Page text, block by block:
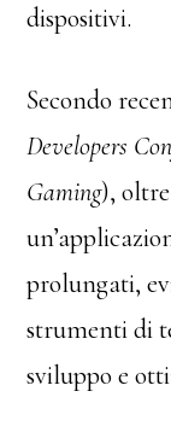
dispositivi.
Secondo
Developers
Gaming),
prolungati,
strumenti di
sviluppo e